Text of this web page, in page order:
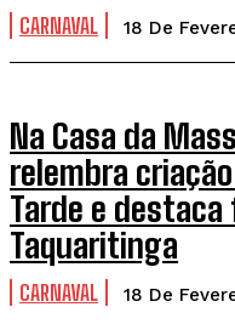
CARNAVAL 18 De
Na Casa da
relembra
Tarde e destaca
Taquaritinga
CARNAVAL 18 De